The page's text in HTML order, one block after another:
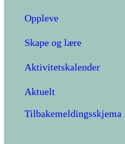
Oppleve
Skape og lære
Aktivitetskalender
Aktuelt
Tilbakemeldingsskjema